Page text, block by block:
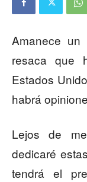
Amanece
resaca que
Estados
habrá
Lejos de
dedicaré
tendrá el